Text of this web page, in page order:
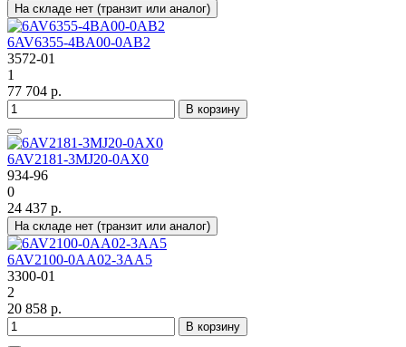
На складе нет (транзит или аналог)
6AV6355-4BA00-0AB2
3572-01
1
77 704 р.
В корзину
6AV2181-3MJ20-0AX0
934-96
0
24 437 р.
На складе нет (транзит или аналог)
6AV2100-0AA02-3AA5
3300-01
2
20 858 р.
В корзину